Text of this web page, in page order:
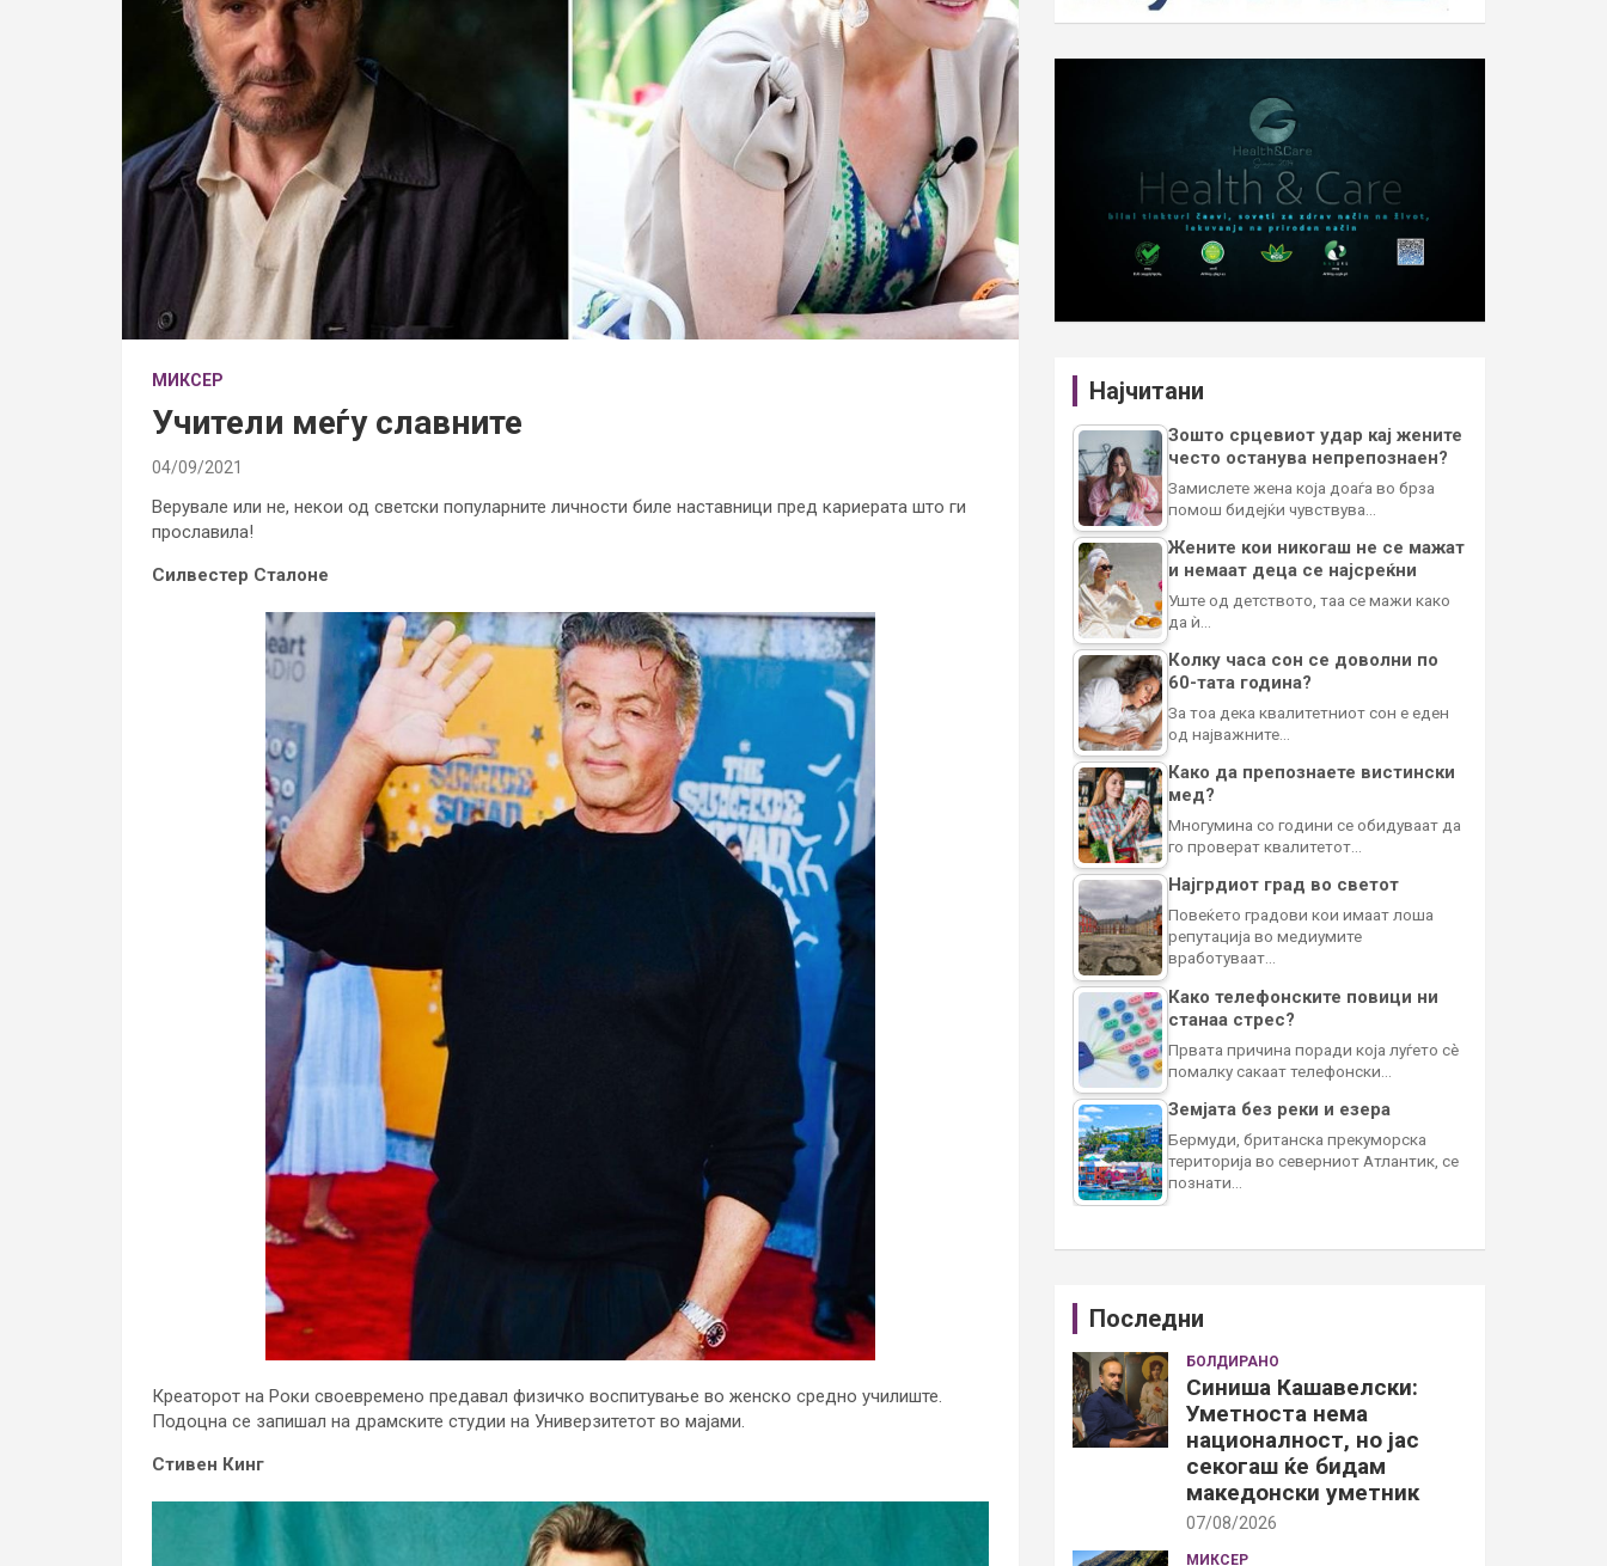
МИКСЕР
Учители меѓу славните
04/09/2021
Верувале или не, некои од светски популарните личности биле наставници пред кариерата што ги
прославила!
Силвестер Сталоне
Креаторот на Роки своевремено предавал физичко воспитување во женско средно училиште.
Подоцна се запишал на драмските студии на Универзитетот во мајами.
Стивен Кинг
Најчитани
Зошто срцевиот удар кај жените
често останува непрепознаен?
Замислете жена која доаѓа во брза
помош бидејќи чувствува…
Жените кои никогаш не се мажат
и немаат деца се најсреќни
Уште од детството, таа се мажи како
да ѝ…
Колку часа сон се доволни по
60-тата година?
За тоа дека квалитетниот сон е еден
од најважните…
Како да препознаете вистински
мед?
Многумина со години се обидуваат да
го проверат квалитетот…
Најгрдиот град во светот
Повеќето градови кои имаат лоша
репутација во медиумите
вработуваат…
Како телефонските повици ни
станаа стрес?
Првата причина поради која луѓето сè
помалку сакаат телефонски…
Земјата без реки и езера
Бермуди, британска прекуморска
територија во северниот Атлантик, се
познати…
Последни
БОЛДИРАНО
Синиша Кашавелски:
Уметноста нема
националност, но јас
секогаш ќе бидам
македонски уметник
07/08/2026
МИКСЕР